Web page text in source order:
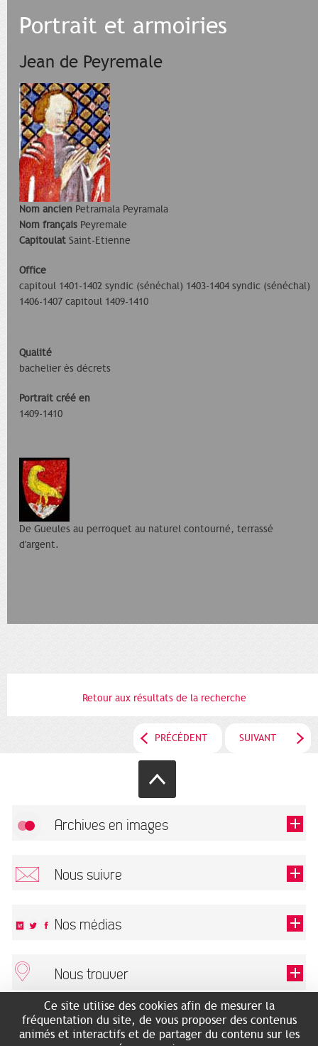
Portrait et armoiries
Jean de Peyremale
Nom ancien Petramala Peyramala
Nom français Peyremale
Capitoulat Saint-Etienne
Office
capitoul 1401-1402 syndic (sénéchal) 1403-1404 syndic (sénéchal)
1406-1407 capitoul 1409-1410
Qualité
bachelier ès décrets
Portrait créé en
1409-1410
De Gueules au perroquet au naturel contourné, terrassé
d'argent.
Retour aux résultats de la recherche
PRÉCÉDENT SUIVANT
Archives en images
Nous suivre
Ce champ est exigé.
Nos médias
Nous trouver
ARCHIVES MUNICIPALES
2 rue des Archives
RECHERCHES GÉNÉALOGIQUES
NOUS CONNAÎTRE
Ce site utilise des cookies afin de mesurer la
fréquentation du site, de vous proposer des contenus
animés et interactifs et de partager du contenu sur les